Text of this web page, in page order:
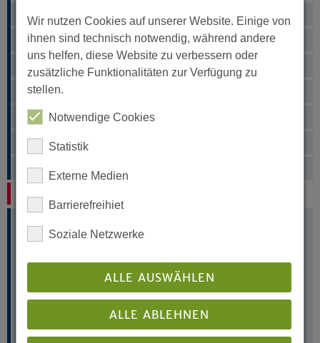
Live-Übertragung
Beschlüsse
Dokumente
Kontakt & Anreise
Synodale
Herbstsynode 2025
Frühjahrssynode 2025
Termine der nächsten Landessynoden
2026 2027
22. bis 25.
10. April
(digital)
6. Mai (digital)
21. bis 24.
November
19. bis 22.
Wir nutzen Cookies auf unserer Website. Einige von
ihnen sind technisch notwendig, während andere
uns helfen, diese Website zu verbessern oder
zusätzliche Funktionalitäten zur Verfügung zu
stellen.
Notwendige Cookies
Statistik
Externe Medien
Barrierefreihiet
Soziale Netzwerke
ALLE AUSWÄHLEN
ALLE ABLEHNEN